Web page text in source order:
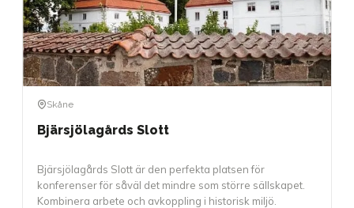
Skåne
Bjärsjölagårds Slott
Bjärsjölagårds Slott är den perfekta platsen för
konferenser för såväl det mindre som större sällskapet.
Kombinera arbete och avkoppling i historisk miljö.